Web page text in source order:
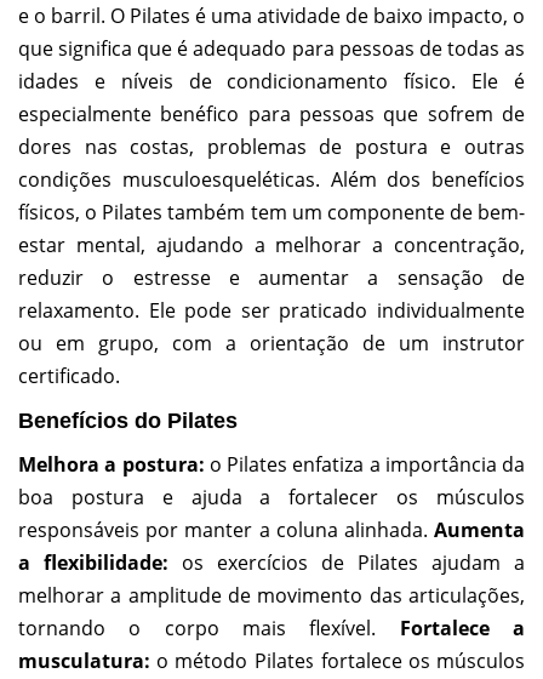
e o barril. O Pilates é uma atividade de baixo impacto, o
que significa que é adequado para pessoas de todas as
idades e níveis de condicionamento físico. Ele é
especialmente benéfico para pessoas que sofrem de
dores nas costas, problemas de postura e outras
condições musculoesqueléticas. Além dos benefícios
físicos, o Pilates também tem um componente de bem-
estar mental, ajudando a melhorar a concentração,
reduzir o estresse e aumentar a sensação de
relaxamento. Ele pode ser praticado individualmente
ou em grupo, com a orientação de um instrutor
certificado.
Benefícios do Pilates
Melhora a postura: o Pilates enfatiza a importância da
boa postura e ajuda a fortalecer os músculos
responsáveis por manter a coluna alinhada. Aumenta
a flexibilidade: os exercícios de Pilates ajudam a
melhorar a amplitude de movimento das articulações,
tornando o corpo mais flexível. Fortalece a
musculatura: o método Pilates fortalece os músculos